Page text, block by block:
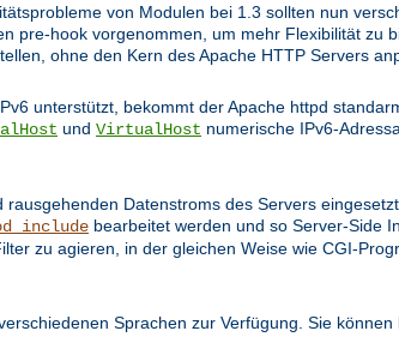
von Modulen bei 1.3 sollten nun
pre-hook vorgenommen, um mehr Flexibilität zu
ohne den Kern des Apache HTTP Servers
unterstützt, bekommt der Apache httpd
und VirtualHost numerische IPv6-
Datenstroms des Servers
bearbeitet werden und so Server-Side
zu agieren, in der gleichen Weise wie CGI-
Sprachen zur Verfügung. Sie